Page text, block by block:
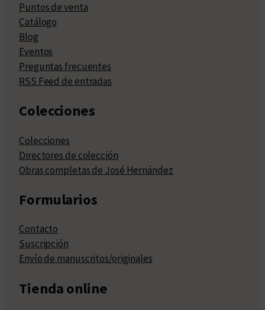
Puntos de venta
Catálogo
Blog
Eventos
Preguntas frecuentes
RSS Feed de entradas
Colecciones
Colecciones
Directores de colección
Obras completas de José Hernández
Formularios
Contacto
Suscripción
Envío de manuscritos/originales
Tienda online